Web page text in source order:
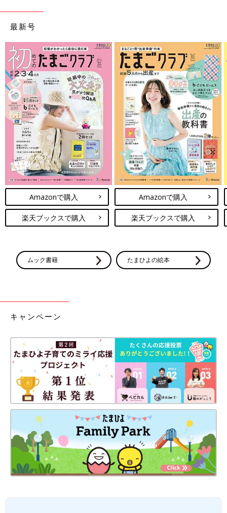
最新号
Amazonで購入
楽天ブックスで購入
Amazonで購入
楽天ブックスで購入
ムック書籍 たまひよの絵本
キャンペーン